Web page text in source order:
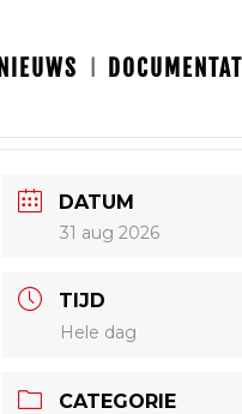
NIEUWS
DATUM
31 aug 2026
TIJD
Hele dag
CATEGORIE